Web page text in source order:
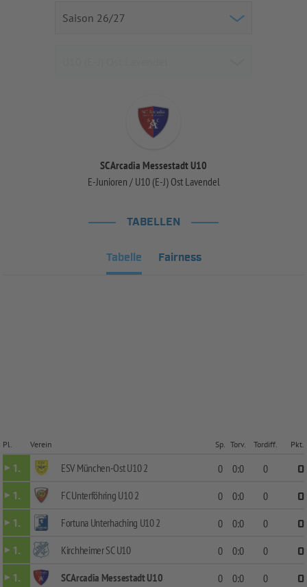
SC Arcadia Messestadt U10
E-Junioren / U10 (E-J) Ost Lavendel
TABELLEN
Tabelle Fairness
Pl. Verein Sp. Torv. Tordiff. Pkt.
1. ESV München-Ost U10 2 0 0:0 0
0
1.
FC Unterföhring U10 2 0 0:0 0
0
1.
Fortuna Unterhaching U10 2 0 0:0 0
0
1.
Kirchheimer SC U10 0 0:0 0
0
1.
SC Arcadia Messestadt U10 0 0:0 0
0